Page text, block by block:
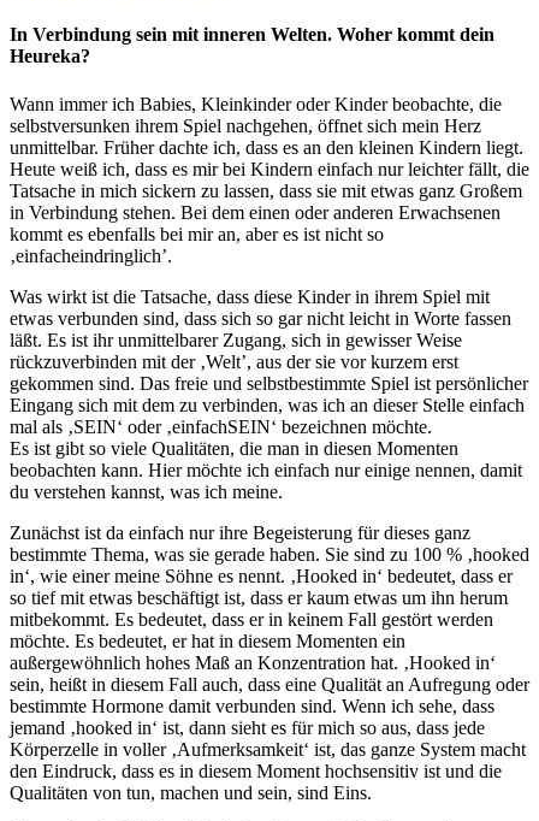
In Verbindung sein mit inneren Welten. Woher kommt dein
Heureka?
Wann immer ich Babies, Kleinkinder oder Kinder beobachte, die
selbstversunken ihrem Spiel nachgehen, öffnet sich mein Herz
unmittelbar. Früher dachte ich, dass es an den kleinen Kindern liegt.
Heute weiß ich, dass es mir bei Kindern einfach nur leichter fällt, die
Tatsache in mich sickern zu lassen, dass sie mit etwas ganz Großem
in Verbindung stehen. Bei dem einen oder anderen Erwachsenen
kommt es ebenfalls bei mir an, aber es ist nicht so
‚einfacheindringlich’.
Was wirkt ist die Tatsache, dass diese Kinder in ihrem Spiel mit
etwas verbunden sind, dass sich so gar nicht leicht in Worte fassen
läßt. Es ist ihr unmittelbarer Zugang, sich in gewisser Weise
rückzuverbinden mit der ‚Welt’, aus der sie vor kurzem erst
gekommen sind. Das freie und selbstbestimmte Spiel ist persönlicher
Eingang sich mit dem zu verbinden, was ich an dieser Stelle einfach
mal als ‚SEIN‘ oder ‚einfachSEIN‘ bezeichnen möchte.
Es ist gibt so viele Qualitäten, die man in diesen Momenten
beobachten kann. Hier möchte ich einfach nur einige nennen, damit
du verstehen kannst, was ich meine.
Zunächst ist da einfach nur ihre Begeisterung für dieses ganz
bestimmte Thema, was sie gerade haben. Sie sind zu 100 % ‚hooked
in‘, wie einer meine Söhne es nennt. ‚Hooked in‘ bedeutet, dass er
so tief mit etwas beschäftigt ist, dass er kaum etwas um ihn herum
mitbekommt. Es bedeutet, dass er in keinem Fall gestört werden
möchte. Es bedeutet, er hat in diesem Momenten ein
außergewöhnlich hohes Maß an Konzentration hat. ‚Hooked in‘
sein, heißt in diesem Fall auch, dass eine Qualität an Aufregung oder
bestimmte Hormone damit verbunden sind. Wenn ich sehe, dass
jemand ‚hooked in‘ ist, dann sieht es für mich so aus, dass jede
Körperzelle in voller ‚Aufmerksamkeit‘ ist, das ganze System macht
den Eindruck, dass es in diesem Moment hochsensitiv ist und die
Qualitäten von tun, machen und sein, sind Eins.